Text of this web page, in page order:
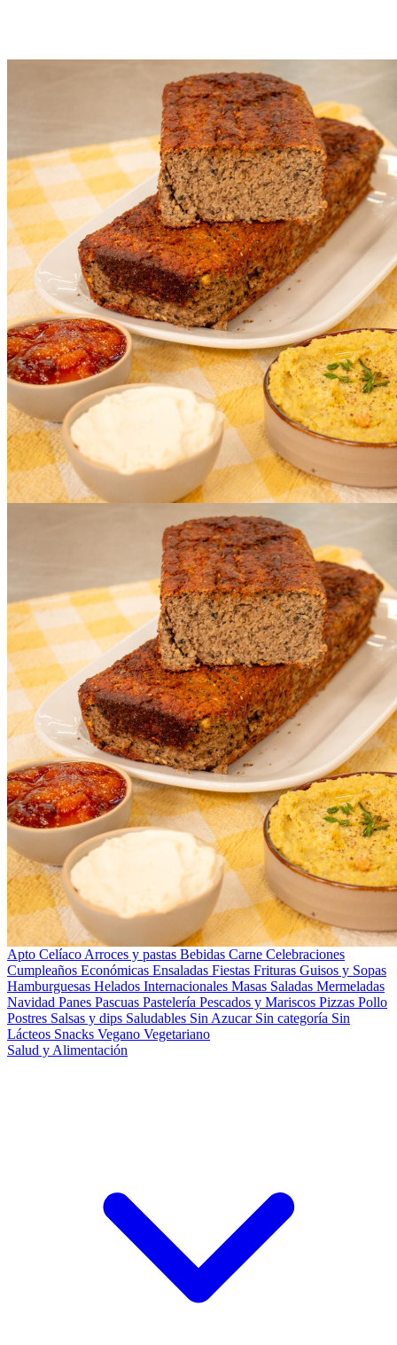
Apto Celíaco Arroces y pastas Bebidas Carne Celebraciones
Cumpleaños Económicas Ensaladas Fiestas Frituras Guisos y Sopas
Hamburguesas Helados Internacionales Masas Saladas Mermeladas
Navidad Panes Pascuas Pastelería Pescados y Mariscos Pizzas Pollo
Postres Salsas y dips Saludables Sin Azucar Sin categoría Sin
Lácteos Snacks Vegano Vegetariano
Salud y Alimentación